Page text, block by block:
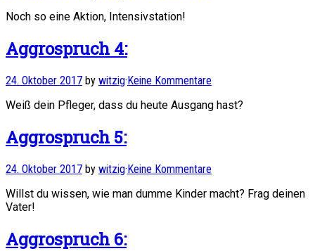
Noch so eine Aktion, Intensivstation!
Aggrospruch 4:
24. Oktober 2017 by witzig· Keine Kommentare
Weiß dein Pfleger, dass du heute Ausgang hast?
Aggrospruch 5:
24. Oktober 2017 by witzig·Keine Kommentare
Willst du wissen, wie man dumme Kinder macht? Frag deinen
Vater!
Aggrospruch 6: